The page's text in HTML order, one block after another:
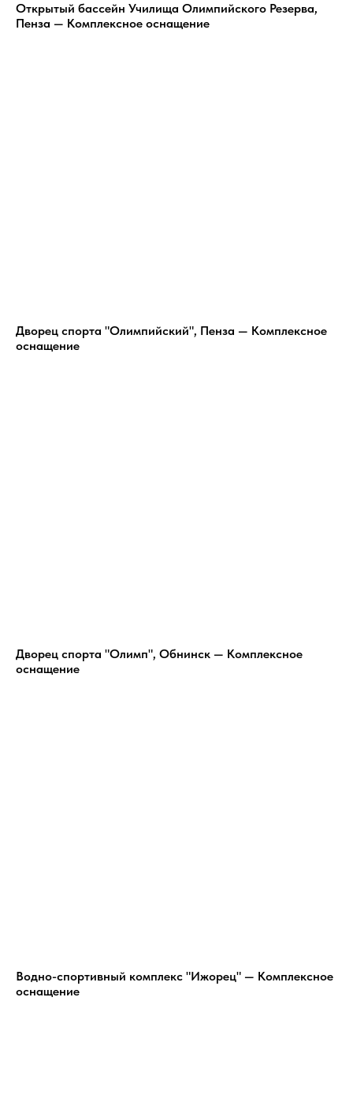
Открытый бассейн Училища Олимпийского Резерва,
Пенза — Комплексное оснащение
Дворец спорта "Олимпийский", Пенза — Комплексное
оснащение
Дворец спорта "Олимп", Обнинск — Комплексное
оснащение
Водно-спортивный комплекс "Ижорец" — Комплексное
оснащение